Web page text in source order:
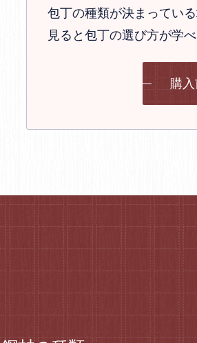
包丁の種類が決まってい
見ると包丁の選び方が学べ
購